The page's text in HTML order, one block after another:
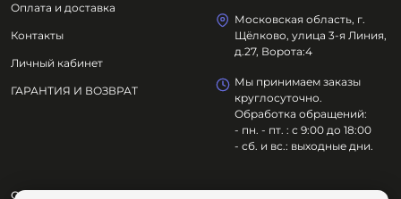
Оплата и доставка
Контакты
Личный кабинет
ГАРАНТИЯ И ВОЗВРАТ
Московская область, г.
Щёлково, улица 3-я Линия,
д.27, Ворота:4
Мы принимаем заказы
круглосуточно.
Обработка обращений:
- пн. - пт. : с 9:00 до 18:00
- сб. и вс.: выходные дни.
ООО "ОЗДОРОВИТЕЛЬНЫЕ ТЕХНОЛОГИИ"